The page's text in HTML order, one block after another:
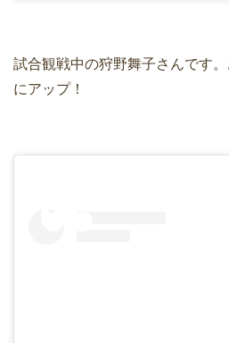
試合観戦中の狩野舞子さんです
にアップ！